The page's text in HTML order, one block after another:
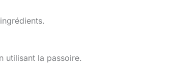
utilisant la passoire.